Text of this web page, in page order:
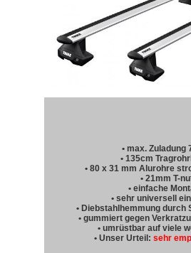
• max. Zuladung
• 135cm
• 80 x 31 mm Alurohre
• 21mm T-
• einfache
• sehr universell
• Diebstahlhemmung durch
• gummiert gegen
• umrüstbar auf viele
• Unser Urteil: sehr